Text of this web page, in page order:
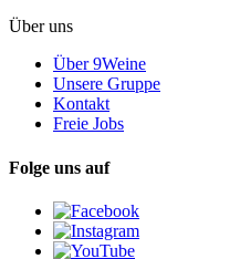
Über uns
Über 9Weine
Unsere Gruppe
Kontakt
Freie Jobs
Folge uns auf